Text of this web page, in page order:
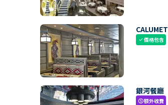
CALUMET
check價格包含
銀河餐廳
paid額外收費